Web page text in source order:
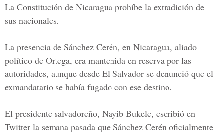
La Constitución de Nicaragua prohíbe la extradición de
sus nacionales.
La presencia de Sánchez Cerén, en Nicaragua, aliado
político de Ortega, era mantenida en reserva por las
autoridades, aunque desde El Salvador se denunció que el
exmandatario se había fugado con ese destino.
El presidente salvadoreño, Nayib Bukele, escribió en
Twitter la semana pasada que Sánchez Cerén oficialmente